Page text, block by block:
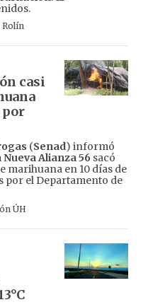
casi
por
(Senad) informó
Alianza 56 sacó
marihuana en 10 días de
por el Departamento de
ÚH